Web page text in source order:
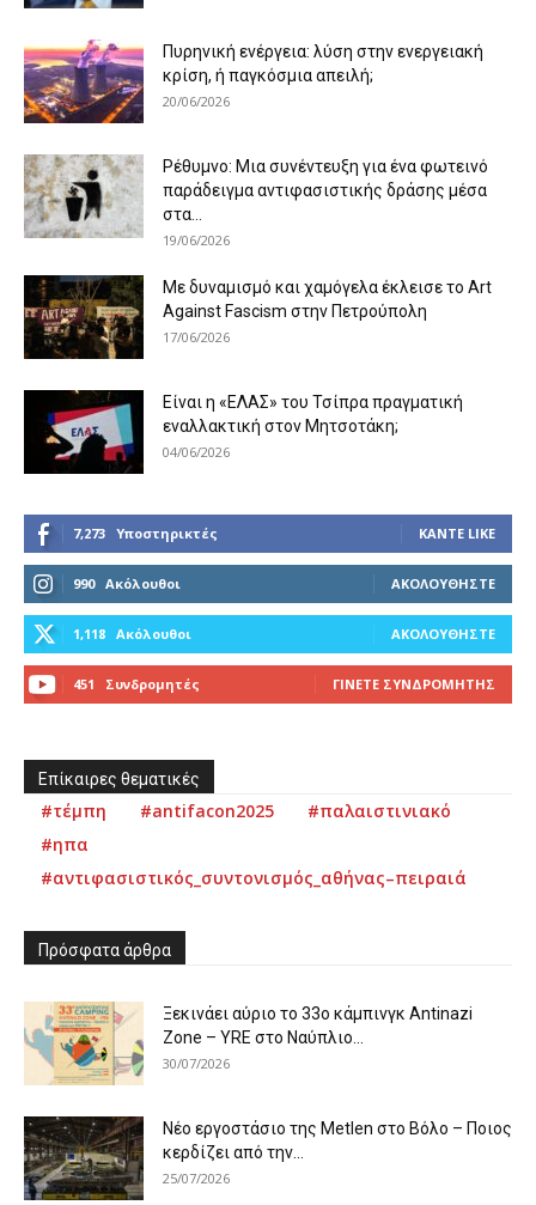
Πυρηνική ενέργεια: λύση στην ενεργειακή
κρίση, ή παγκόσμια απειλή;
20/06/2026
Ρέθυμνο: Μια συνέντευξη για ένα φωτεινό
παράδειγμα αντιφασιστικής δράσης μέσα
στα...
19/06/2026
Με δυναμισμό και χαμόγελα έκλεισε το Art
Against Fascism στην Πετρούπολη
17/06/2026
Είναι η «ΕΛΑΣ» του Τσίπρα πραγματική
εναλλακτική στον Μητσοτάκη;
04/06/2026
7,273 Υποστηρικτές ΚΆΝΤΕ LIKE
990 Ακόλουθοι ΑΚΟΛΟΥΘΉΣΤΕ
1,118 Ακόλουθοι ΑΚΟΛΟΥΘΉΣΤΕ
451 Συνδρομητές ΓΊΝΕΤΕ ΣΥΝΔΡΟΜΗΤΉΣ
Επίκαιρες θεματικές
#τέμπη #antifacon2025
#παλαιστινιακό
#ηπα
#αντιφασιστικός_συντονισμός_αθήνας–πειραιά
Πρόσφατα άρθρα
Ξεκινάει αύριο το 33ο κάμπινγκ Antinazi
Zone – YRE στο Ναύπλιο...
30/07/2026
Νέο εργοστάσιο της Metlen στο Βόλο – Ποιος
κερδίζει από την...
25/07/2026